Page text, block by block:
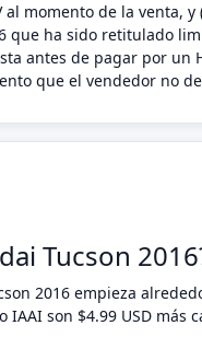
al momento de la
ha sido retitulado
antes de pagar por un
que el vendedor no
Tucson
2016 empieza
son $4.99 USD